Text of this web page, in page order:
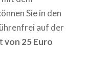
Sie in den
auf der
von 25 Euro